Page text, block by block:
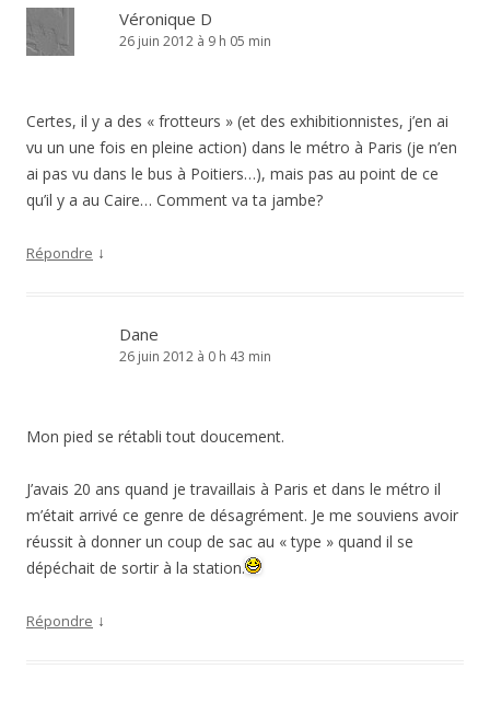
Véronique D
26 juin 2012 à 9 h 05 min
Certes, il y a des « frotteurs » (et des exhibitionnistes, j’en ai
vu un une fois en pleine action) dans le métro à Paris (je n’en
ai pas vu dans le bus à Poitiers…), mais pas au point de ce
qu’il y a au Caire… Comment va ta jambe?
Répondre ↓
Dane
26 juin 2012 à 0 h 43 min
Mon pied se rétabli tout doucement.
J’avais 20 ans quand je travaillais à Paris et dans le métro il
m’était arrivé ce genre de désagrément. Je me souviens avoir
réussit à donner un coup de sac au « type » quand il se
dépéchait de sortir à la station.
Répondre ↓